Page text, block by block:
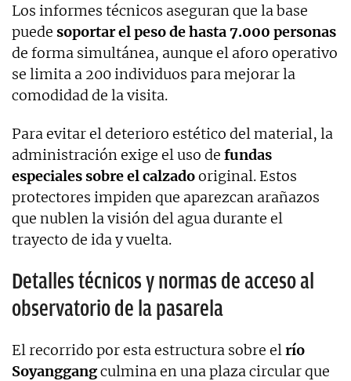
Los informes técnicos aseguran que la base
puede soportar el peso de hasta 7.000 personas
de forma simultánea, aunque el aforo operativo
se limita a 200 individuos para mejorar la
comodidad de la visita.
Para evitar el deterioro estético del material, la
administración exige el uso de fundas
especiales sobre el calzadooriginal. Estos
protectores impiden que aparezcan arañazos
que nublen la visión del agua durante el
trayecto de ida y vuelta.
Detalles técnicos y normas de acceso al
observatorio de la pasarela
El recorrido por esta estructura sobre elrío
Soyanggangculmina en una plaza circular que